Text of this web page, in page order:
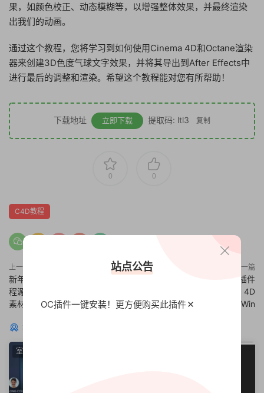
果，如颜色校正、动态模糊等，以增强整体效果，并最终渲染
出我们的动画。
通过这个教程，您将学习到如何使用Cinema 4D和Octane渲染
器来创建3D色度气球文字效果，并将其导出到After Effects中
进行最后的调整和渲染。希望这个教程能对您有所帮助！
下载地址 立即下载 提取码: ltl3 复制
0 0
C4D教程
上一篇
新年龙年龙宝宝拜年贺岁C4D工
程源文件喜庆3d场景无贴图模型
素材
下一篇
C4D插件-Vray高级渲染器插件
VRay 6.20.00 for Cinema 4D
R21-2024 Win
猜你喜欢
室内渲染
站点公告
OC插件一键安装！更方便购买此插件